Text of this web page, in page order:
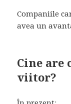
Companiile
avea un
Cine are
viitor?